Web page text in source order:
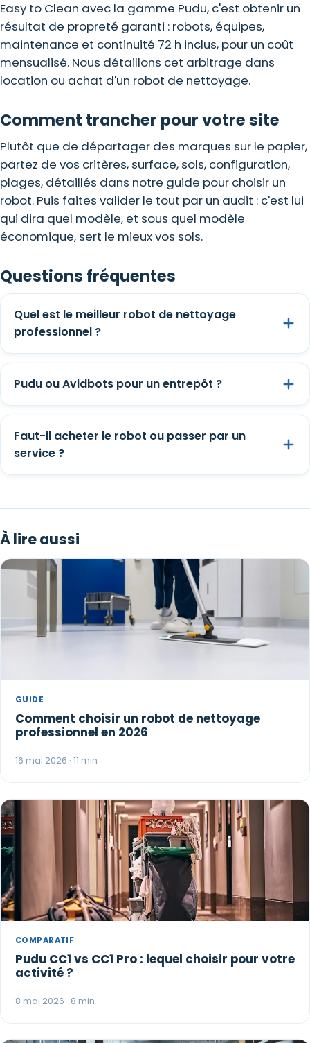
Easy to Clean avec la gamme Pudu, c'est obtenir un
résultat de propreté garanti : robots, équipes,
maintenance et continuité 72 h inclus, pour un coût
mensualisé. Nous détaillons cet arbitrage dans
location ou achat d'un robot de nettoyage.
Comment trancher pour votre site
Plutôt que de départager des marques sur le papier,
partez de vos critères, surface, sols, configuration,
plages, détaillés dans notre guide pour choisir un
robot. Puis faites valider le tout par un audit : c'est lui
qui dira quel modèle, et sous quel modèle
économique, sert le mieux vos sols.
Questions fréquentes
Quel est le meilleur robot de nettoyage
professionnel ?
Pudu ou Avidbots pour un entrepôt ?
Faut-il acheter le robot ou passer par un
service ?
À lire aussi
GUIDE
Comment choisir un robot de nettoyage
professionnel en 2026
16 mai 2026 · 11 min
COMPARATIF
Pudu CC1 vs CC1 Pro : lequel choisir pour votre
activité ?
8 mai 2026 · 8 min